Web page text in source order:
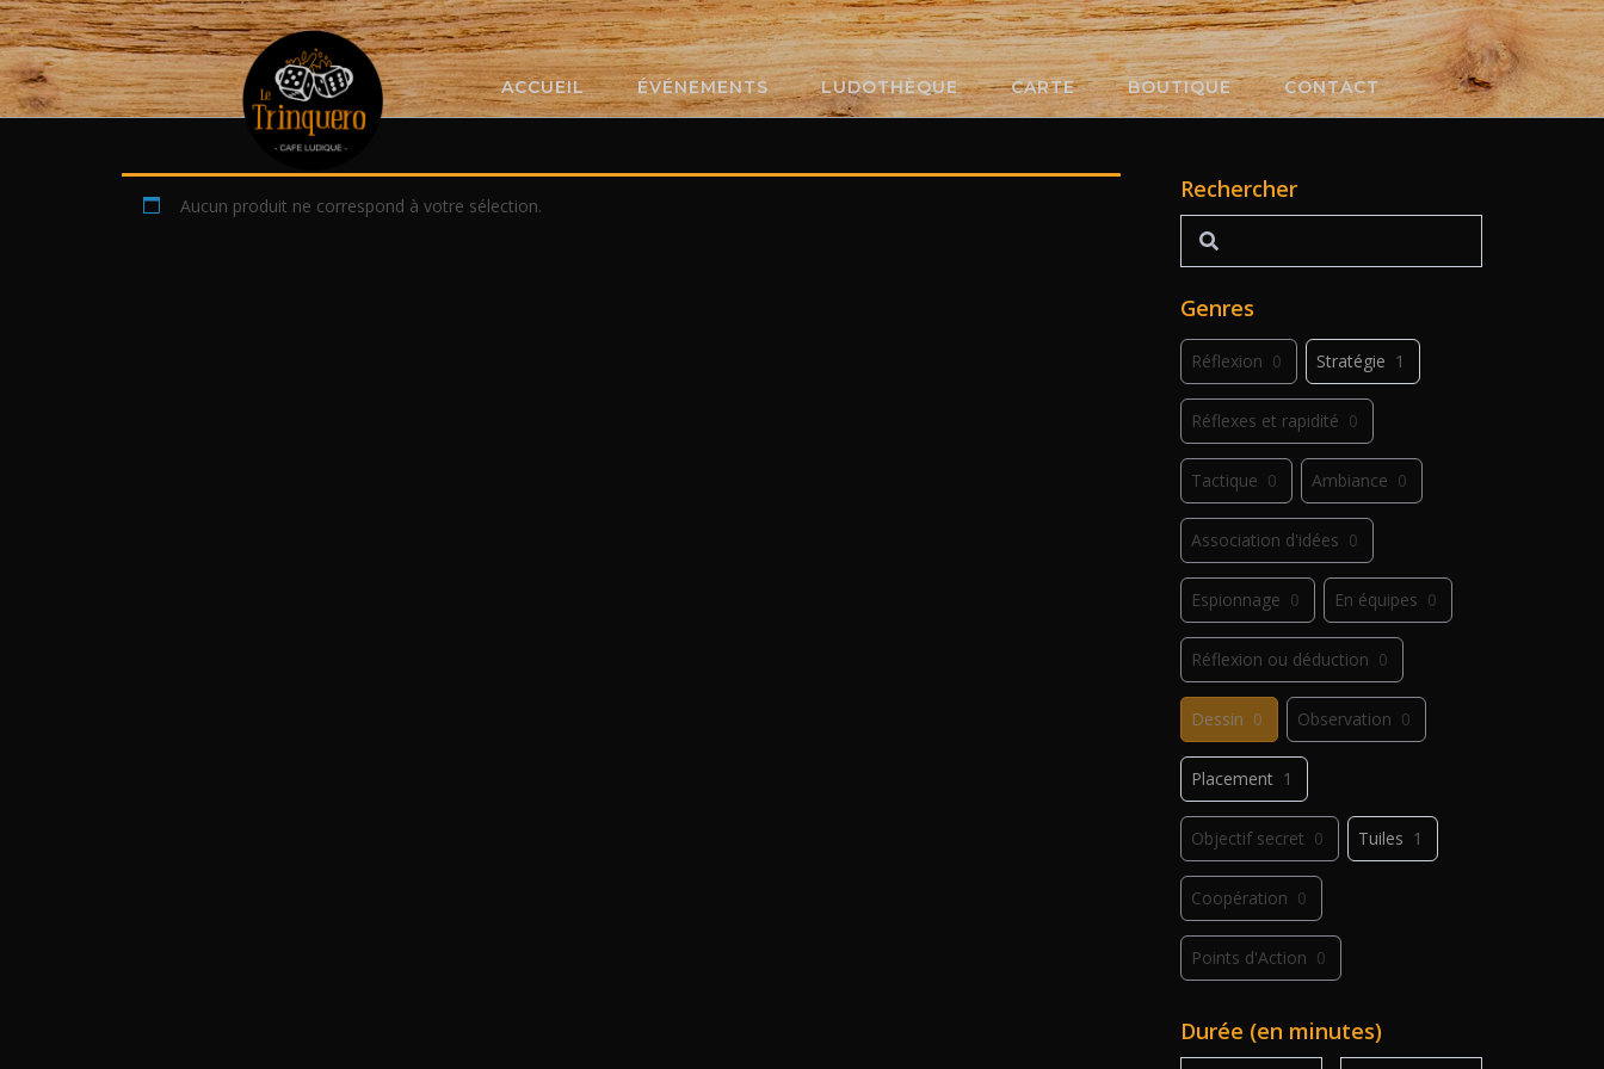
Skip
to
content
ACCUEIL ÉVÉNEMENTS LUDOTHÈQUE CARTE BOUTIQUE CONTACT
Aucun produit ne correspond à votre sélection.
Rechercher
Rechercher
Genres
Réflexion 0 Stratégie 1
Réflexes et rapidité 0
Tactique 0 Ambiance 0
Association d'idées 0
Espionnage 0 En équipes 0
Réflexion ou déduction 0
Dessin 0 Observation 0
Placement 1
Objectif secret 0 Tuiles 1
Coopération 0
Points d'Action 0
Déplacement 0
Durée (en minutes)